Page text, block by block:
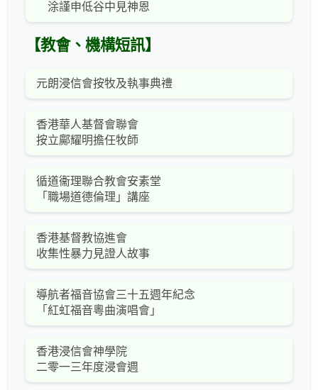
涂謹申低谷中見神恩
【教會、機構短訊】
元朗浸信會按牧及執事典禮
香港華人基督會聯會
按立鄺耀明擔任牧師
循道衞理聯合教會安素堂
「職場道德倫理」講座
香港基督教協進會
收集性暴力見證人故事
導航者福音協會三十五週年紀念
「紅虹福音粵曲演唱會」
香港浸信會神學院
二零一三年度浸會週